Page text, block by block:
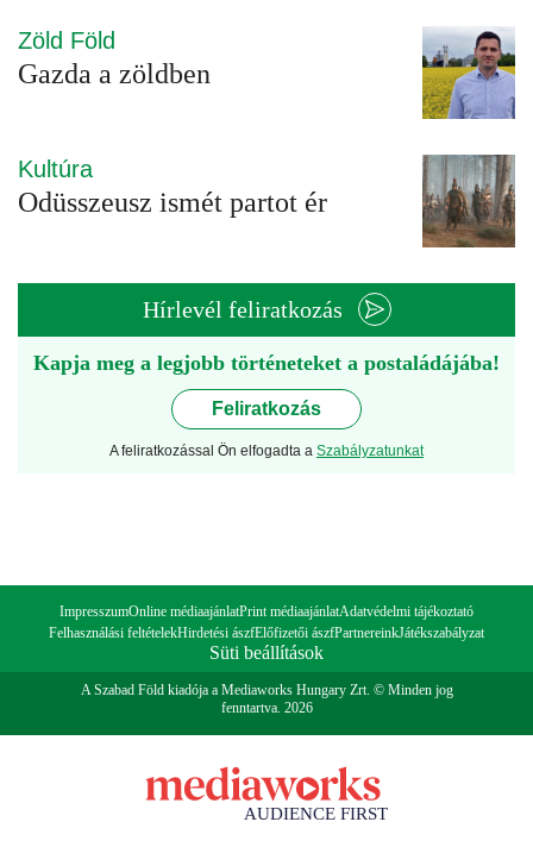
Zöld Föld
Gazda a zöldben
Kultúra
Odüsszeusz ismét partot ér
Hírlevél feliratkozás
Kapja meg a legjobb történeteket a postaládájába!
Feliratkozás
A feliratkozással Ön elfogadta a Szabályzatunkat
ImpresszumOnline médiaajánlatPrint médiaajánlatAdatvédelmi tájékoztató
Felhasználási feltételekHirdetési ászfElőfizetői ászfPartnereinkJátékszabályzat
Süti beállítások
A Szabad Föld kiadója a Mediaworks Hungary Zrt. © Minden jog
fenntartva. 2026